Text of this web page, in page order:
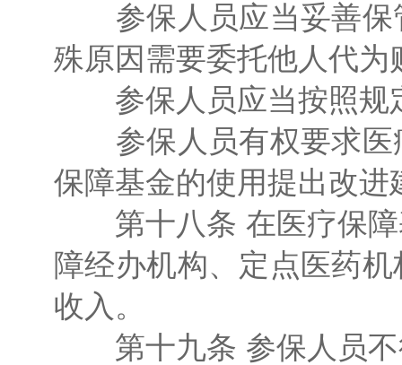
参保人员应当妥善保
殊原因需要委托他人代
参保人员应当按照规
参保人员有权要求医
保障基金的使用提出改进
第十八条 在医疗保障
障经办机构、定点医药
收入。
第十九条 参保人员不